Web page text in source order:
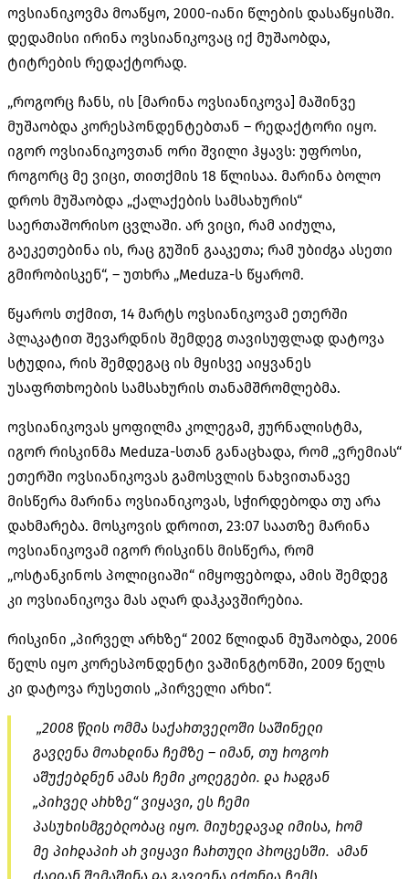
ოვსიანიკოვმა მოაწყო, 2000-იანი წლების დასაწყისში.
დედამისი ირინა ოვსიანიკოვაც იქ მუშაობდა,
ტიტრების რედაქტორად.
„როგორც ჩანს, ის [მარინა ოვსიანიკოვა] მაშინვე
მუშაობდა კორესპონდენტებთან – რედაქტორი იყო.
იგორ ოვსიანიკოვთან ორი შვილი ჰყავს: უფროსი,
როგორც მე ვიცი, თითქმის 18 წლისაა. მარინა ბოლო
დროს მუშაობდა „ქალაქების სამსახურის“
საერთაშორისო ცვლაში. არ ვიცი, რამ აიძულა,
გაეკეთებინა ის, რაც გუშინ გააკეთა; რამ უბიძგა ასეთი
გმირობისკენ“, – უთხრა „Meduza-ს წყარომ.
წყაროს თქმით, 14 მარტს ოვსიანიკოვამ ეთერში
პლაკატით შევარდნის შემდეგ თავისუფლად დატოვა
სტუდია, რის შემდეგაც ის მყისვე აიყვანეს
უსაფრთხოების სამსახურის თანამშრომლებმა.
ოვსიანიკოვას ყოფილმა კოლეგამ, ჟურნალისტმა,
იგორ რისკინმა Meduza-სთან განაცხადა, რომ „ვრემიას“
ეთერში ოვსიანიკოვას გამოსვლის ნახვითანავე
მისწერა მარინა ოვსიანიკოვას, სჭირდებოდა თუ არა
დახმარება. მოსკოვის დროით, 23:07 საათზე მარინა
ოვსიანიკოვამ იგორ რისკინს მისწერა, რომ
„ოსტანკინოს პოლიციაში“ იმყოფებოდა, ამის შემდეგ
კი ოვსიანიკოვა მას აღარ დაჰკავშირებია.
რისკინი „პირველ არხზე“ 2002 წლიდან მუშაობდა, 2006
წელს იყო კორესპონდენტი ვაშინგტონში, 2009 წელს
კი დატოვა რუსეთის „პირველი არხი“.
„2008 წლის ომმა საქართველოში საშინელი
გავლენა მოახდინა ჩემზე – იმან, თუ როგორ
აშუქებდნენ ამას ჩემი კოლეგები. და რადგან
„პირველ არხზე“ ვიყავი, ეს ჩემი
პასუხისმგებლობაც იყო. მიუხედავად იმისა, რომ
მე პირდაპირ არ ვიყავი ჩართული პროცესში. ამან
ძალიან შემაშინა და გავლენა იქონია ჩემს